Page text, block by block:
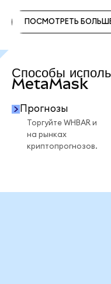
ПОСМОТРЕТЬ
Способы
MetaMask
Прогнозы
Торгуйте WHBAR и
на рынках
криптопрогнозов.